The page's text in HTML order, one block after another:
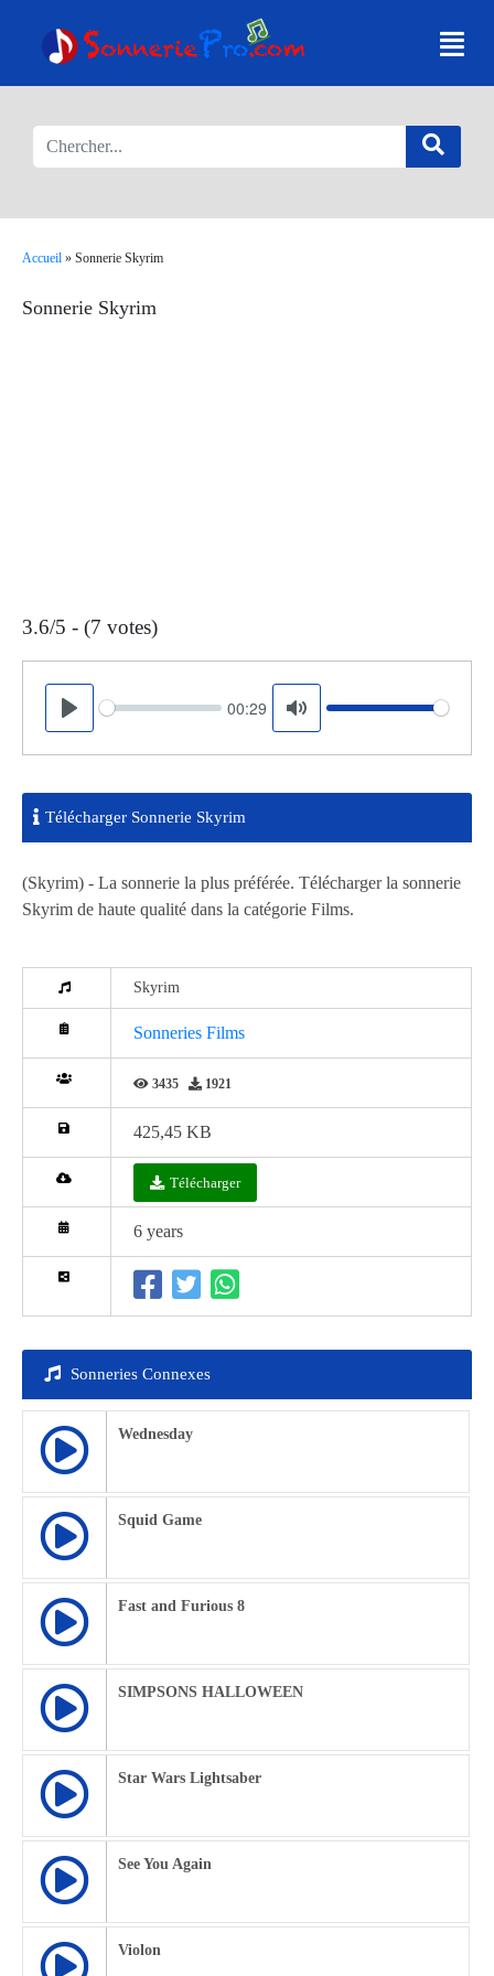
Accueil » Sonnerie Skyrim
Sonnerie Skyrim
3.6/5 - (7 votes)
Play
Seek 00:29
Mute
Volume
Télécharger Sonnerie Skyrim
(Skyrim) - La sonnerie la plus préférée. Télécharger la sonnerie
Skyrim de haute qualité dans la catégorie Films.
Skyrim
Sonneries Films
3435 1921
425,45 KB
Télécharger
6 years
Sonneries Connexes
Wednesday
Squid Game
Fast and Furious 8
SIMPSONS HALLOWEEN
Star Wars Lightsaber
See You Again
Violon